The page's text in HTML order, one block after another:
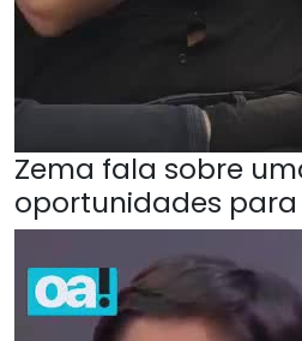
Zema fala sobre
oportunidades